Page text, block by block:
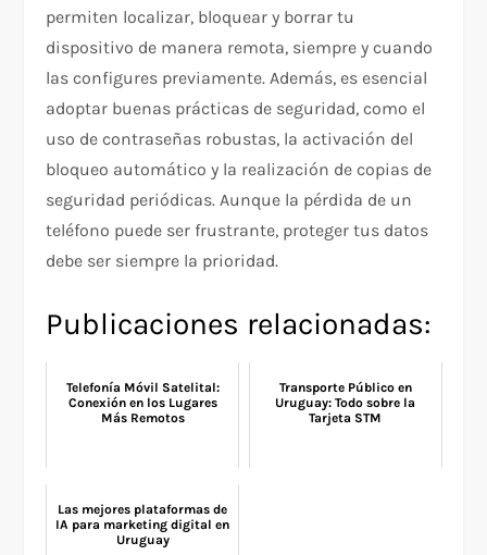
permiten localizar, bloquear y borrar tu
dispositivo de manera remota, siempre y cuando
las configures previamente. Además, es esencial
adoptar buenas prácticas de seguridad, como el
uso de contraseñas robustas, la activación del
bloqueo automático y la realización de copias de
seguridad periódicas. Aunque la pérdida de un
teléfono puede ser frustrante, proteger tus datos
debe ser siempre la prioridad.
Publicaciones relacionadas:
Telefonía Móvil Satelital:
Conexión en los Lugares
Más Remotos
Transporte Público en
Uruguay: Todo sobre la
Tarjeta STM
Las mejores plataformas de
IA para marketing digital en
Uruguay